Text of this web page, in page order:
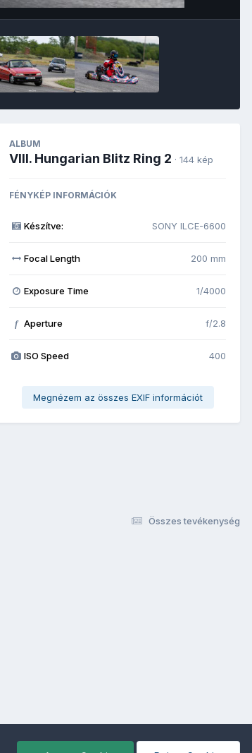
ALBUM
VIII. Hungarian Blitz Ring 2 · 144 kép
FÉNYKÉP INFORMÁCIÓK
Készítve: SONY ILCE-6600
Focal Length 200 mm
Exposure Time 1/4000
f Aperture f/2.8
ISO Speed 400
Megnézem az összes EXIF információt
Összes tevékenység